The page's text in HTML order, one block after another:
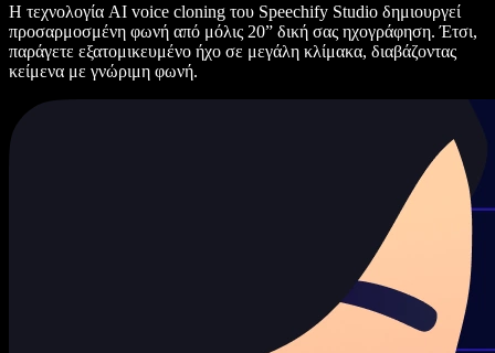
Η τεχνολογία AI voice cloning του Speechify Studio δημιουργεί
προσαρμοσμένη φωνή από μόλις 20” δική σας ηχογράφηση. Έτσι,
παράγετε εξατομικευμένο ήχο σε μεγάλη κλίμακα, διαβάζοντας
κείμενα με γνώριμη φωνή.